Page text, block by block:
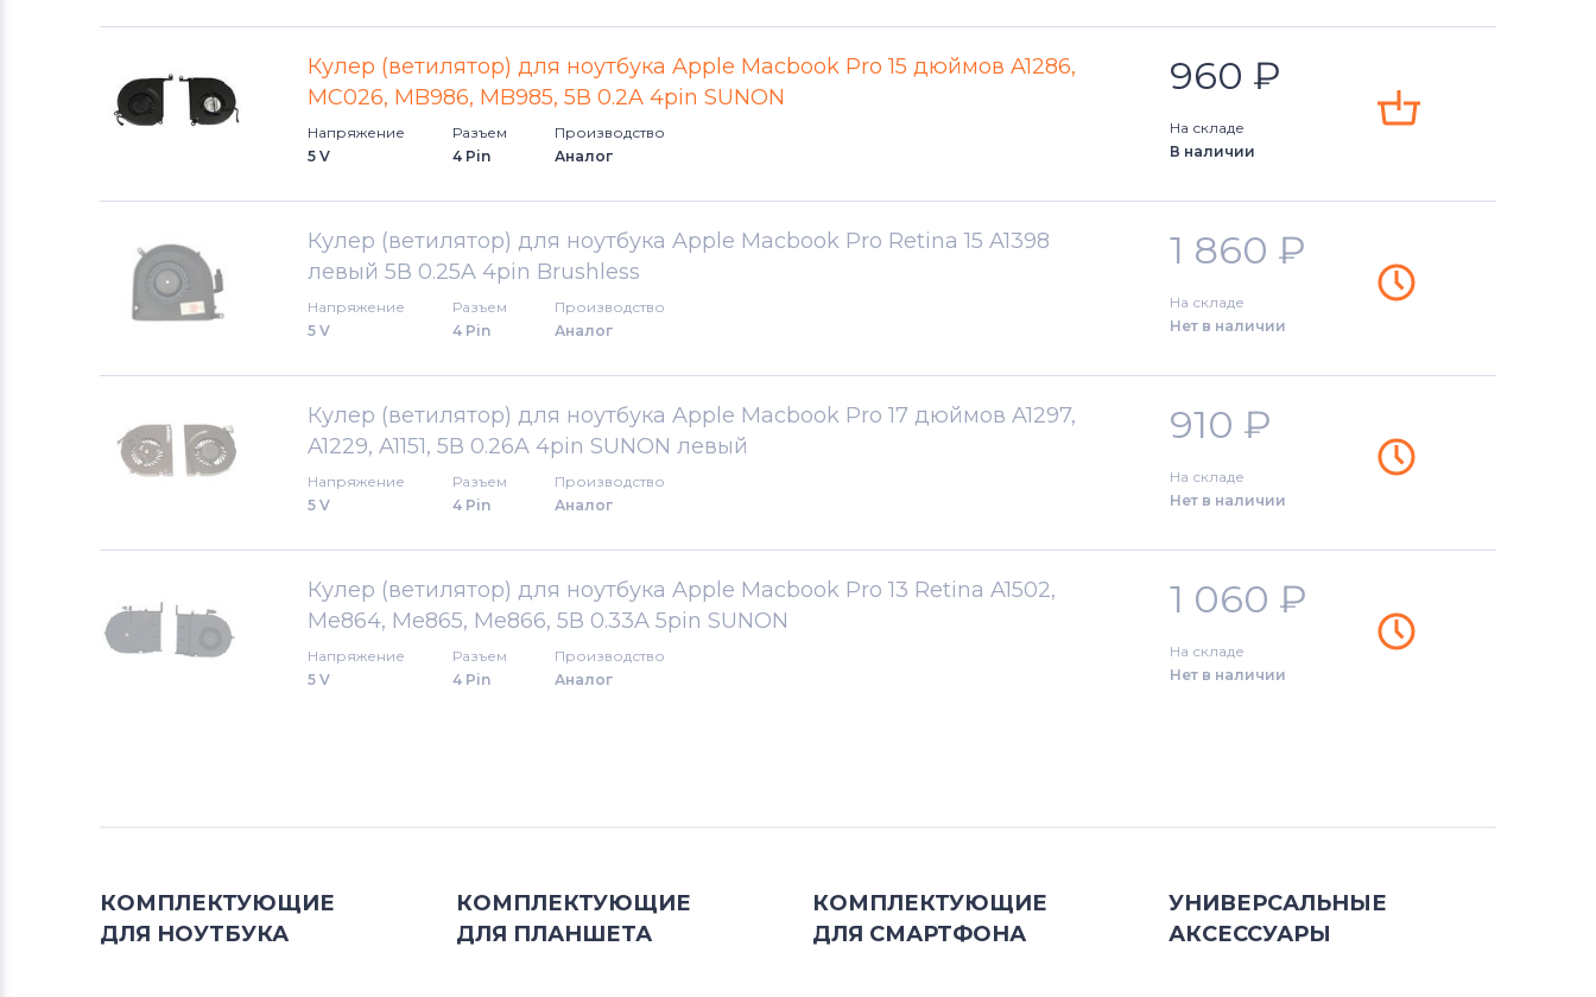
Вентиляторы (кулеры)Apple
Вентиляторы (кулеры)LG
Вентиляторы (кулеры)Fujitsu
Вентиляторы (кулеры)
Вентиляторы (кулеры)
Fujitsu-
Вентиляторы (кулеры)Haier
Вентиляторы (кулеры)KFTYR
Вентиляторы (кулеры)NEC
Вентиляторы (кулеры)Acer
Кулер (ветилятор) для ноутбука Apple Macbook Pro 15 дюймов A1286,
MC026, MB986, MB985, 5В 0.2A 4pin SUNON
Напряжение
5 V
Разъем
4 Pin
Производство
Аналог
960 ₽
На складе
В наличии
Кулер (ветилятор) для ноутбука Apple Macbook Pro Retina 15 A1398
левый 5В 0.25A 4pin Brushless
Напряжение
5 V
Разъем
4 Pin
Производство
Аналог
1 860 ₽
На складе
Нет в наличии
Кулер (ветилятор) для ноутбука Apple Macbook Pro 17 дюймов A1297,
A1229, A1151, 5В 0.26A 4pin SUNON левый
Напряжение
5 V
Разъем
4 Pin
Производство
Аналог
910 ₽
На складе
Нет в наличии
Кулер (ветилятор) для ноутбука Apple Macbook Pro 13 Retina A1502,
Me864, Me865, Me866, 5В 0.33A 5pin SUNON
Напряжение
5 V
Разъем
4 Pin
Производство
Аналог
1 060 ₽
На складе
Нет в наличии
КОМПЛЕКТУЮЩИЕ
ДЛЯ НОУТБУКА
КОМПЛЕКТУЮЩИЕ
ДЛЯ ПЛАНШЕТА
КОМПЛЕКТУЮЩИЕ
ДЛЯ СМАРТФОНА
УНИВЕРСАЛЬНЫЕ
АКСЕССУАРЫ